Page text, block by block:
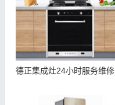
德正集成灶24小时服务维修